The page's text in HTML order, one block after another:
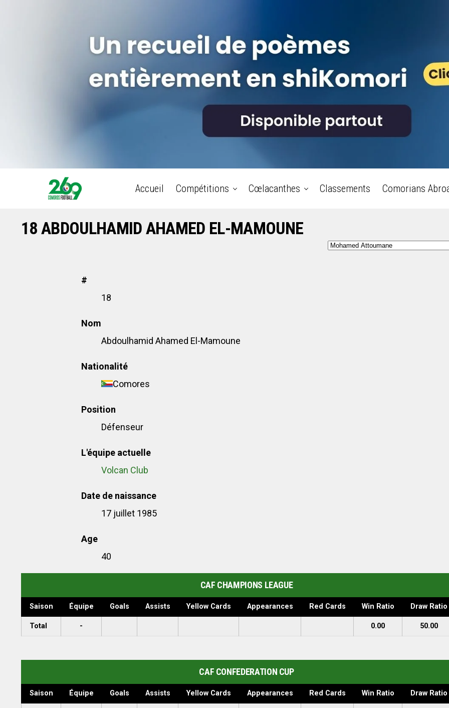
Accueil Compétitions Cœlacanthes Classements Comorians
18 ABDOULHAMID AHAMED EL-MAMOUNE
#
18
Nom
Abdoulhamid Ahamed El-Mamoune
Nationalité
Comores
Position
Défenseur
L'équipe actuelle
Volcan Club
Date de naissance
17 juillet 1985
Age
40
CAF CHAMPIONS LEAGUE
Saison Équipe Goals Assists Yellow Cards Appearances Red Cards Win Ratio Draw Ratio
Total - 0.00 50.00
CAF CONFEDERATION CUP
Saison Équipe Goals Assists Yellow Cards Appearances Red Cards Win Ratio Draw Ratio